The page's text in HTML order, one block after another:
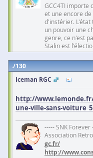
GCC4TI importe
et une encore
d'instérier.
un pouvoir une
genre, ce n'est
Stalin est
130
Iceman RGC
http://
une-ville-sans-
----- SNK Forever
Association
gc.fr/
http://